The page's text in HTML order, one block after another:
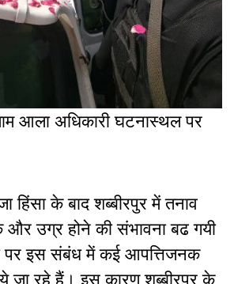
आला अधिकारी घटनास्थल पर
हिंसा के बाद शब्बीरपुर में तनाव
उग्र होने की संभावना बढ गयी
पर इस संबंध में कई आपत्तिजनक
जा रहे हैं। इस कारण शब्बीरपुर के